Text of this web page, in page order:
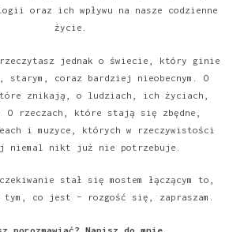
oraz ich wpływu na nasze codzienne
życie.
jednak o świecie, który ginie
starym, coraz bardziej nieobecnym. O
znikają, o ludziach, ich życiach,
rzeczach, które stają się zbędne,
i muzyce, których w rzeczywistości
niemal nikt już nie potrzebuje.
stał się mostem łączącym to,
tym, co jest – rozgość się, zapraszam.
porozmawiać? Napisz do mnie.